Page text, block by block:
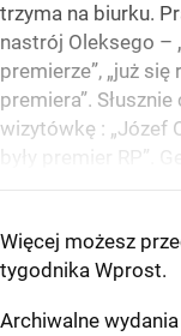
trzyma na biurku.
nastrój Oleksego –
premierze”, „już się
premiera”.
wizytówkę : „Józef
były premier RP”.
Więcej możesz
tygodnika Wprost.
Archiwalne